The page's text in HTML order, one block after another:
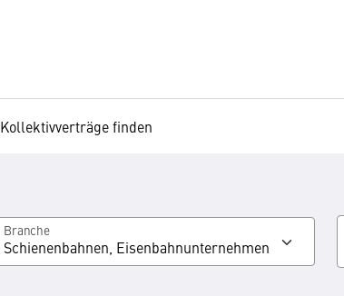
Kollektivverträge finden
Branche
Schienenbahnen, Eisenbahnunternehmen